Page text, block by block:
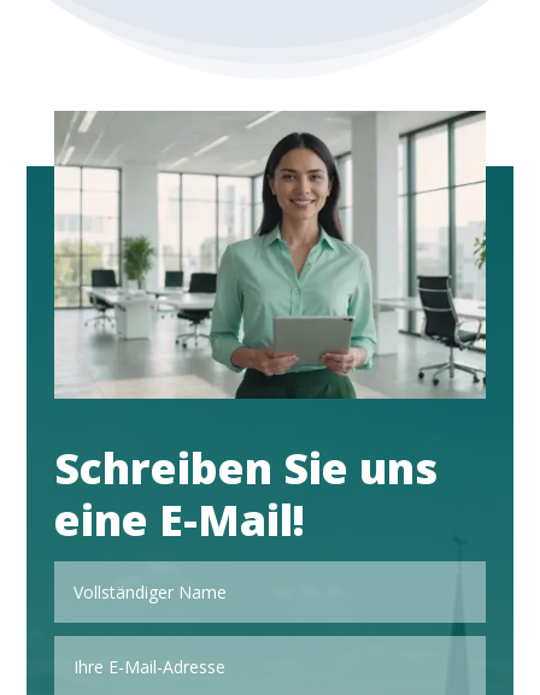
Schreiben Sie uns
eine E-Mail!